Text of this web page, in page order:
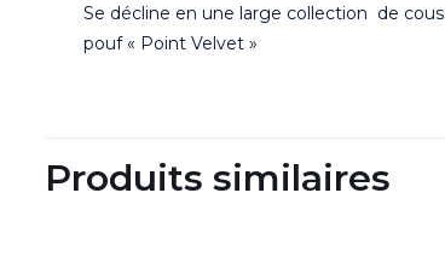
Se décline en une large collection de
pouf « Point Velvet »
Produits similaires